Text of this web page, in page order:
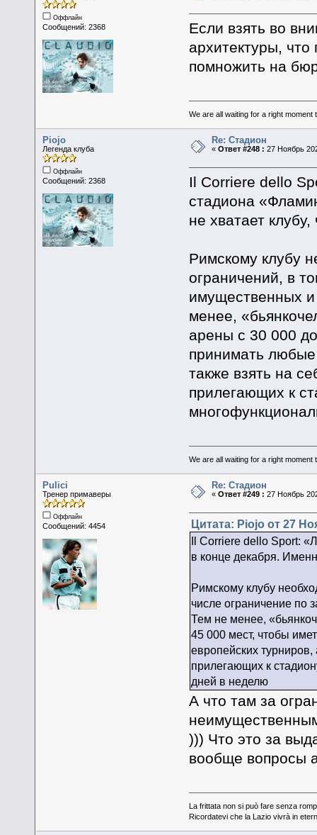
Оффлайн
Сообщений: 2368
Если взять во
архитектуры,
помножить на
We are all waiting for a right moment
Piojo
Легенда клуба
Оффлайн
Сообщений: 2368
Re: Стадион
«Ответ #248 : 27 Ноябрь
Il Corriere dello
стадиона
не хватает
Римскому клубу
ограничений, в
имущественных
менее,
арены с 30 000
принимать
также взять на
прилегающих к
We are all waiting for a right moment
Pulici
Тренер примаверы
Оффлайн
Сообщений: 4454
Re: Стадион
«Ответ #249 : 27 Ноябрь
Цитата: Piojo от 27
Il Corriere dello Sport:
в конце декабря.
Римскому клубу
числе ограничение по
Тем не менее,
45 000 мест, чтобы
европейских турниров,
прилегающих к
дней в неделю
А что там за
))) Что это за
вообще вопросы
La frittata non si può fare senza
Ricordatevi che la Lazio vivrà in